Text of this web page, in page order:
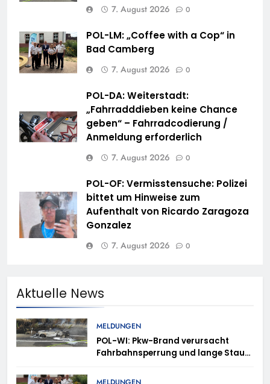
7. August 2026 0
POL-LM: „Coffee with a Cop“ in
Bad Camberg
7. August 2026 0
POL-DA: Weiterstadt:
„Fahrradddieben keine Chance
geben“ – Fahrradcodierung /
Anmeldung erforderlich
7. August 2026 0
POL-OF: Vermisstensuche: Polizei
bittet um Hinweise zum
Aufenthalt von Ricardo Zaragoza
Gonzalez
7. August 2026 0
Aktuelle News
MELDUNGEN
POL-WI: Pkw-Brand verursacht
Fahrbahnsperrung und lange Staus